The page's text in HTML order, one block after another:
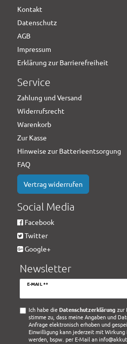
Kontakt
Datenschutz
AGB
Impressum
Erklärung zur Barrierefreiheit
Service
Zahlung und Versand
Widerrufsrecht
Warenkorb
Zur Kasse
Hinweise zur Batterieentsorgung
FAQ
Vertrag widerrufen
Social Media
Facebook
Twitter
Google+
Newsletter
E-MAIL **
Newsletter
Ich habe die Daten­schutz­erklärung zur
stimme zu, dass meine Angaben und
Anfrage elektronisch erhoben und
Einwilligung kann jederzeit mit
werden, bspw. per E-Mail an